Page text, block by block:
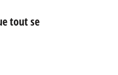
tout se